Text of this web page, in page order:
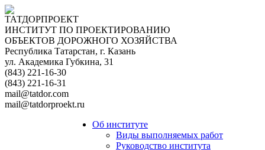
ТАТДОРПРОЕКТ
ИНСТИТУТ ПО ПРОЕКТИРОВАНИЮ
ОБЪЕКТОВ ДОРОЖНОГО ХОЗЯЙСТВА
Республика Татарстан, г. Казань
ул. Академика Губкина, 31
(843) 221-16-30
(843) 221-16-31
mail@tatdor.com
mail@tatdorproekt.ru
Об институте
Виды выполняемых работ
Руководство института